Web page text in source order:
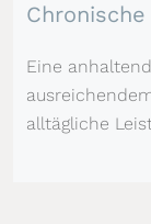
Eine
alltägliche